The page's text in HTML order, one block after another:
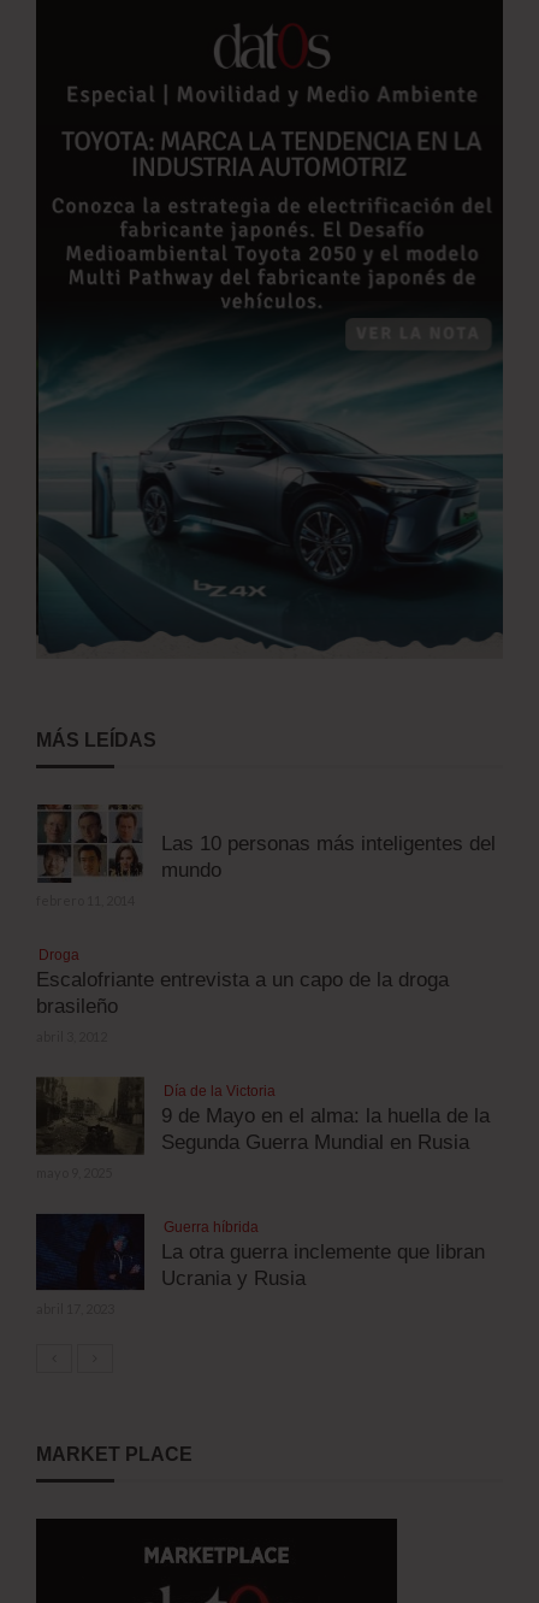
MÁS LEÍDAS
Las 10 personas más inteligentes del
mundo
Droga
Escalofriante entrevista a un capo de la droga
brasileño
Día de la Victoria
9 de Mayo en el alma: la huella de la
Segunda Guerra Mundial en Rusia
Guerra híbrida
La otra guerra inclemente que libran
Ucrania y Rusia
MARKET PLACE